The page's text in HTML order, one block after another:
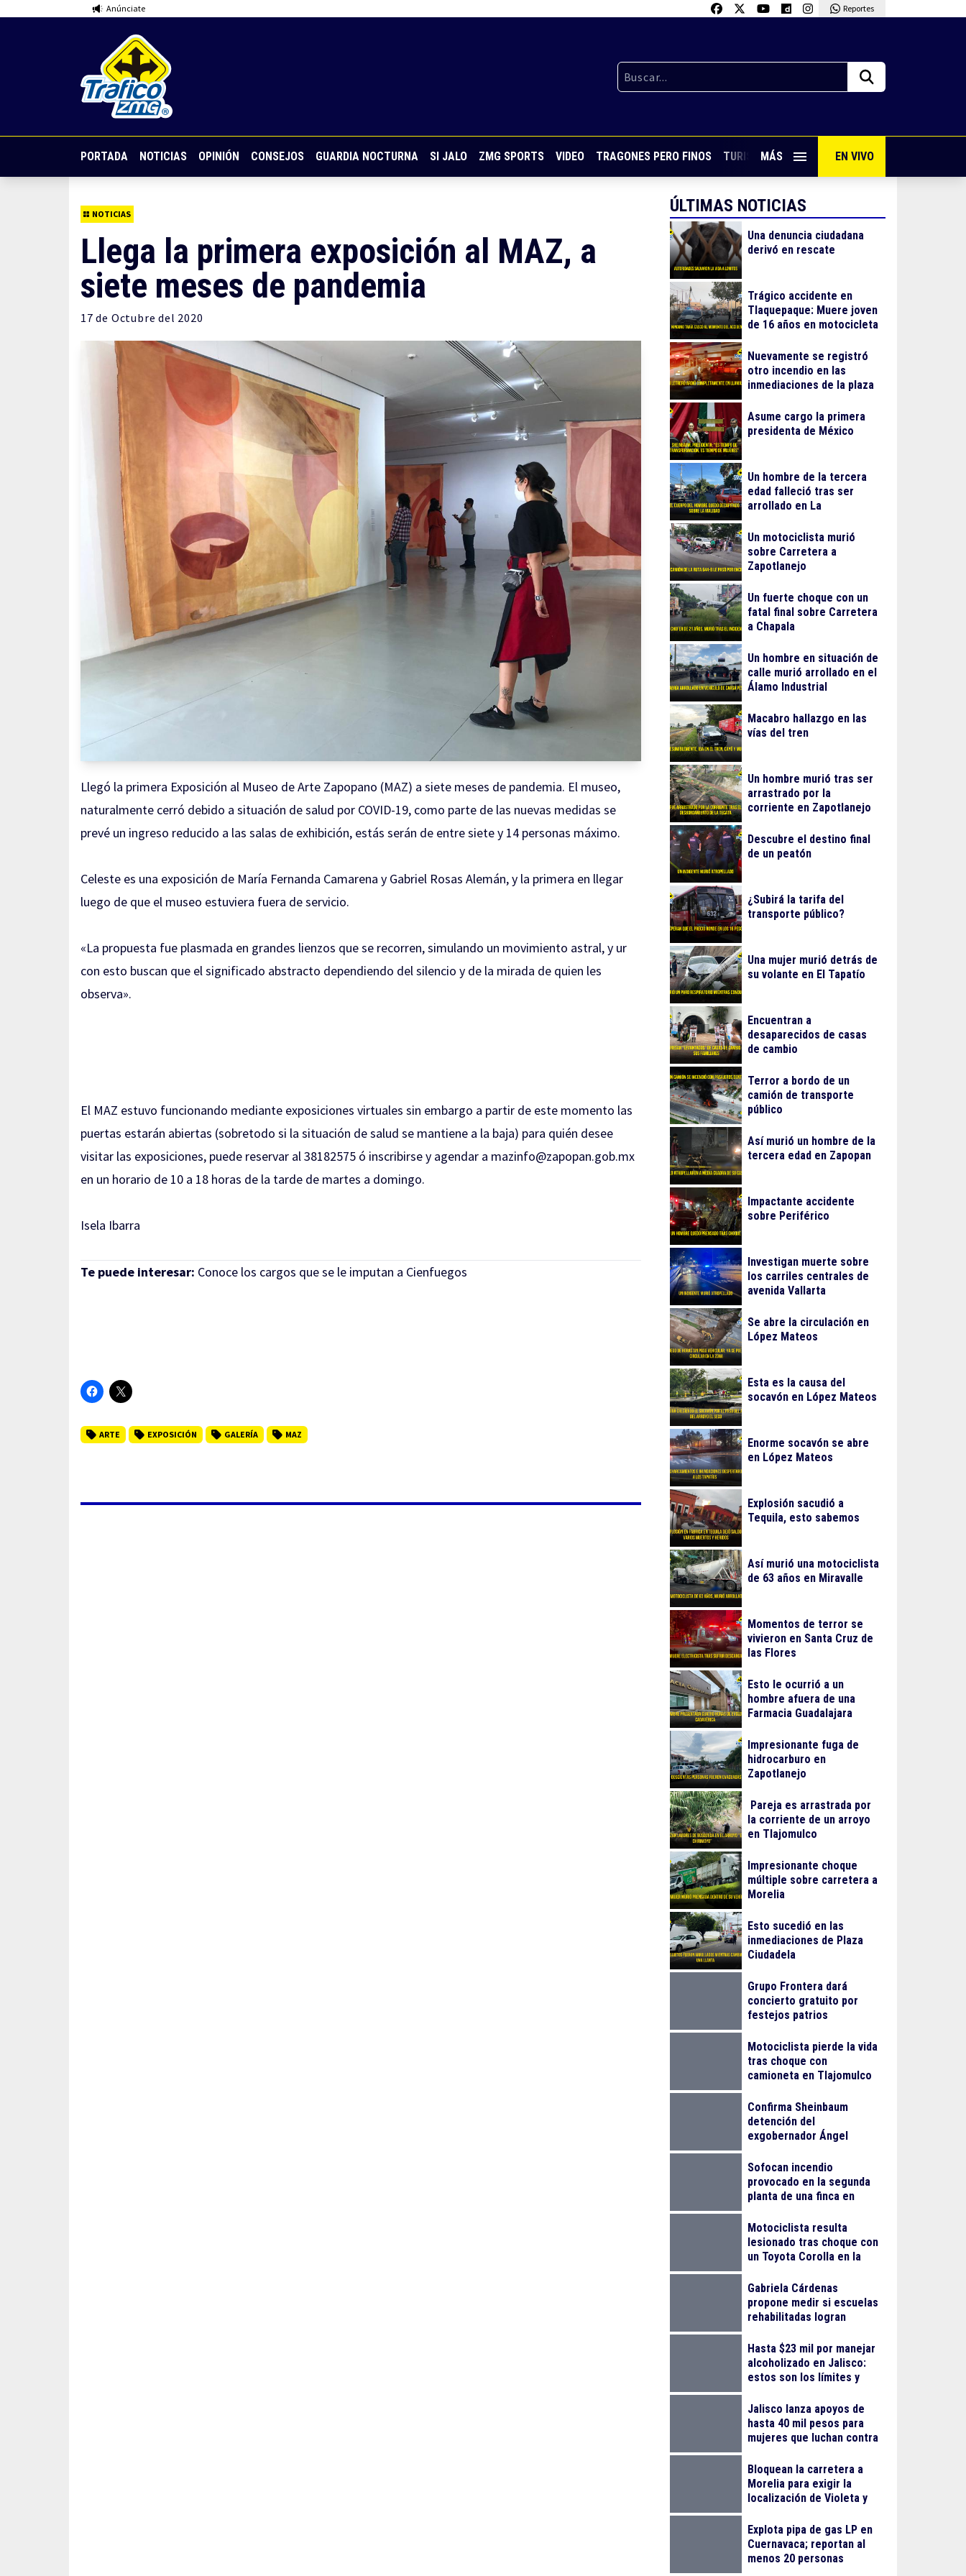
Anúnciate Reportes
PORTADA NOTICIAS OPINIÓN CONSEJOS GUARDIA NOCTURNA SI JALO ZMG SPORTS VIDEO TRAGONES PERO FINOS TURISMO CON SABOR VIVE PUERTO VALLARTA
MÁS EN VIVO
NOTICIAS
Llega la primera exposición al MAZ, a
siete meses de pandemia
17 de Octubre del 2020
Llegó la primera Exposición al Museo de Arte Zapopano (MAZ) a siete meses de pandemia. El museo,
naturalmente cerró debido a situación de salud por COVID-19, como parte de las nuevas medidas se
prevé un ingreso reducido a las salas de exhibición, estás serán de entre siete y 14 personas máximo.
Celeste es una exposición de María Fernanda Camarena y Gabriel Rosas Alemán, y la primera en llegar
luego de que el museo estuviera fuera de servicio.
«La propuesta fue plasmada en grandes lienzos que se recorren, simulando un movimiento astral, y ur
con esto buscan que el significado abstracto dependiendo del silencio y de la mirada de quien les
observa».
El MAZ estuvo funcionando mediante exposiciones virtuales sin embargo a partir de este momento las
puertas estarán abiertas (sobretodo si la situación de salud se mantiene a la baja) para quién desee
visitar las exposiciones, puede reservar al 38182575 ó inscribirse y agendar a mazinfo@zapopan.gob.mx
en un horario de 10 a 18 horas de la tarde de martes a domingo.
Isela Ibarra
Te puede interesar: Conoce los cargos que se le imputan a Cienfuegos
ARTE EXPOSICIÓN GALERÍA MAZ
ÚLTIMAS NOTICIAS
Una denuncia ciudadana
derivó en rescate
Trágico accidente en
Tlaquepaque: Muere joven
de 16 años en motocicleta
Nuevamente se registró
otro incendio en las
inmediaciones de la plaza
Asume cargo la primera
presidenta de México
Un hombre de la tercera
edad falleció tras ser
arrollado en La
Un motociclista murió
sobre Carretera a
Zapotlanejo
Un fuerte choque con un
fatal final sobre Carretera
a Chapala
Un hombre en situación de
calle murió arrollado en el
Álamo Industrial
Macabro hallazgo en las
vías del tren
Un hombre murió tras ser
arrastrado por la
corriente en Zapotlanejo
Descubre el destino final
de un peatón
¿Subirá la tarifa del
transporte público?
Una mujer murió detrás de
su volante en El Tapatío
Encuentran a
desaparecidos de casas
de cambio
Terror a bordo de un
camión de transporte
público
Así murió un hombre de la
tercera edad en Zapopan
Impactante accidente
sobre Periférico
Investigan muerte sobre
los carriles centrales de
avenida Vallarta
Se abre la circulación en
López Mateos
Esta es la causa del
socavón en López Mateos
Enorme socavón se abre
en López Mateos
Explosión sacudió a
Tequila, esto sabemos
Así murió una motociclista
de 63 años en Miravalle
Momentos de terror se
vivieron en Santa Cruz de
las Flores
Esto le ocurrió a un
hombre afuera de una
Farmacia Guadalajara
Impresionante fuga de
hidrocarburo en
Zapotlanejo
Pareja es arrastrada por
la corriente de un arroyo
en Tlajomulco
Impresionante choque
múltiple sobre carretera a
Morelia
Esto sucedió en las
inmediaciones de Plaza
Ciudadela
Grupo Frontera dará
concierto gratuito por
festejos patrios
Motociclista pierde la vida
tras choque con
camioneta en Tlajomulco
Confirma Sheinbaum
detención del
exgobernador Ángel
Ayotzinapa
Sofocan incendio
provocado en la segunda
planta de una finca en
Motociclista resulta
lesionado tras choque con
un Toyota Corolla en la
Gabriela Cárdenas
propone medir si escuelas
rehabilitadas logran
escolar
Hasta $23 mil por manejar
alcoholizado en Jalisco:
estos son los límites y
Jalisco lanza apoyos de
hasta 40 mil pesos para
mujeres que luchan contra
Bloquean la carretera a
Morelia para exigir la
localización de Violeta y
Explota pipa de gas LP en
Cuernavaca; reportan al
menos 20 personas